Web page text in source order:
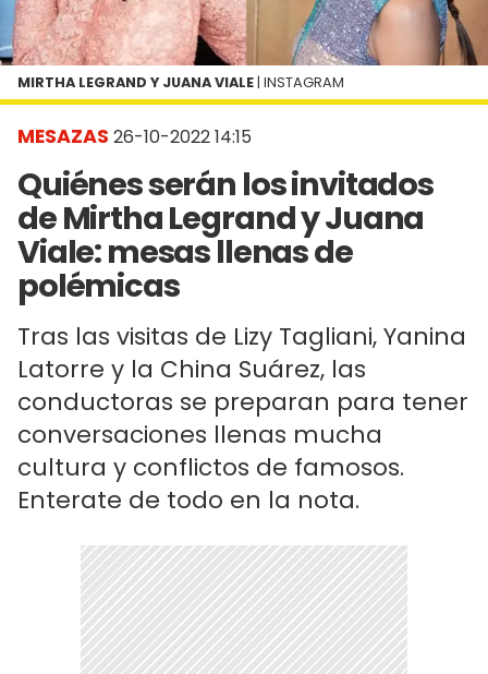
MESAZAS 26-10-2022 14:15
Quiénes serán los invitados
de Mirtha Legrand y Juana
Viale: mesas llenas de
polémicas
Tras las visitas de Lizy Tagliani, Yanina
Latorre y la China Suárez, las
conductoras se preparan para tener
conversaciones llenas mucha
cultura y conflictos de famosos.
Enterate de todo en la nota.
MIRTHA LEGRAND Y JUANA VIALE | INSTAGRAM